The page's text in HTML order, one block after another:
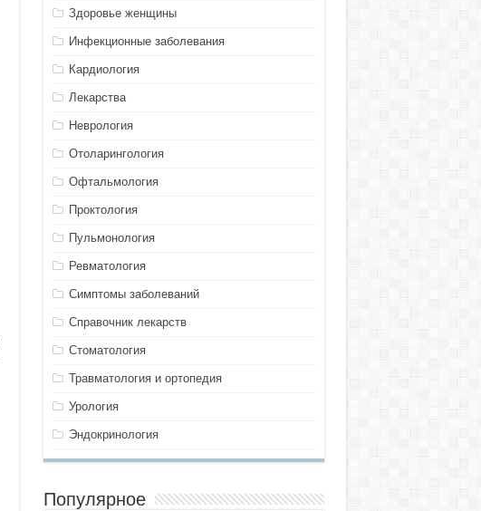
Здоровье женщины
Инфекционные заболевания
Кардиология
Лекарства
Неврология
Отоларингология
Офтальмология
Проктология
Пульмонология
Ревматология
Симптомы заболеваний
Справочник лекарств
Стоматология
Травматология и ортопедия
Урология
Эндокринология
Популярное